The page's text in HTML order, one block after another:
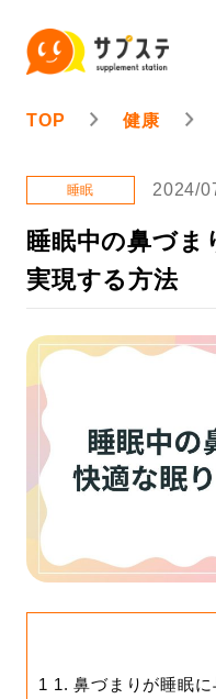
TOP 健康
睡眠 2024/
睡眠中の鼻づま
実現する方法
1 1. 鼻づまりが睡眠